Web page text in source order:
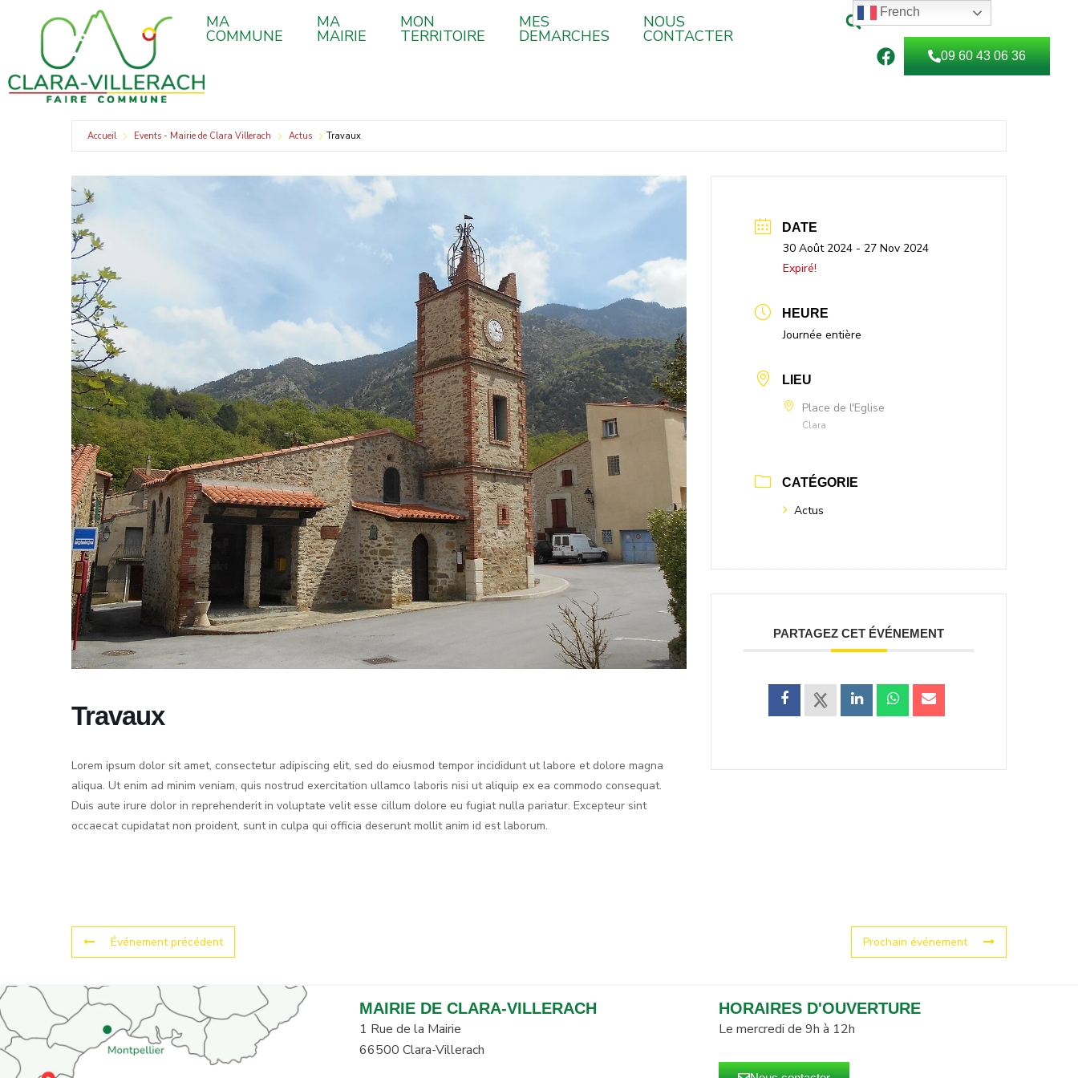
principal
contenu
MA
COMMUNE
MA
MAIRIE
MON
TERRITOIRE
MES
DEMARCHES
NOUS
CONTACTER F
a
b
o
k
09 60 43 06 36
Accueil Events - Mairie de Clara Villerach Actus Travaux
Travaux
Lorem ipsum dolor sit amet, consectetur adipiscing elit, sed do eiusmod tempor incididunt ut labore et dolore magna
aliqua. Ut enim ad minim veniam, quis nostrud exercitation ullamco laboris nisi ut aliquip ex ea commodo consequat.
Duis aute irure dolor in reprehenderit in voluptate velit esse cillum dolore eu fugiat nulla pariatur. Excepteur sint
occaecat cupidatat non proident, sunt in culpa qui officia deserunt mollit anim id est laborum.
DATE
30 Août 2024 - 27 Nov 2024
Expiré!
HEURE
Journée entière
LIEU
Place de l'Eglise
Clara
CATÉGORIE
Actus
PARTAGEZ CET ÉVÉNEMENT
Événement précédent Prochain événement
MAIRIE DE CLARA-VILLERACH
1 Rue de la Mairie
66500 Clara-Villerach
HORAIRES D'OUVERTURE
Le mercredi de 9h à 12h
French